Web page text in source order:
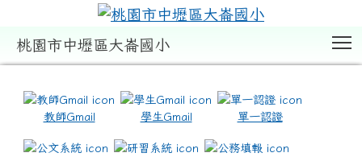
桃園市中壢區大崙國小
教師Gmail 學生Gmail 單一認證